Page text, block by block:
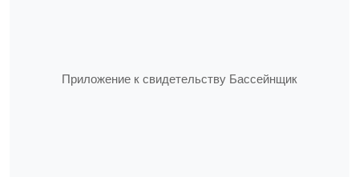
Приложение к свидетельству Бассейнщик